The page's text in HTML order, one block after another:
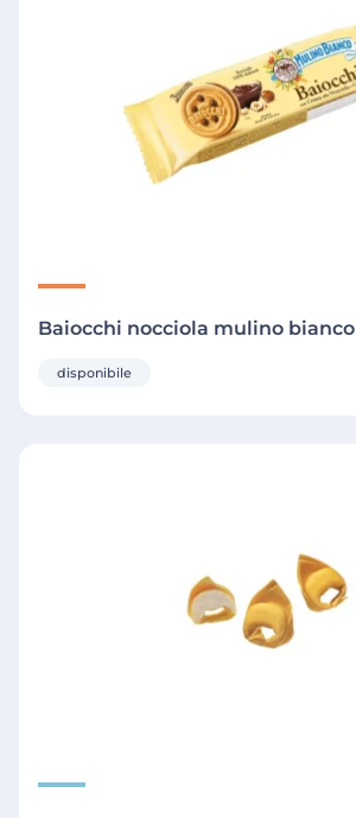
Baiocchi nocciola mulino bianco
disponibile